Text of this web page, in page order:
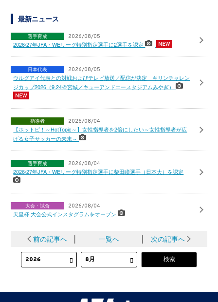
最新ニュース
選手育成 2026/08/05
2026/27年JFA・WEリーグ特別指定選手に2選手を認定
日本代表 2026/08/05
ウルグアイ代表との対戦およびテレビ放送／配信が決定 キリンチャレン
ジカップ2026（9.24＠宮城／キューアンドエースタジアムみやぎ）
指導者 2026/08/04
【ホットピ！～HotTopic～】女性指導者を2倍にしたい～女性指導者が広
げる女子サッカーの未来～
選手育成 2026/08/04
2026/27年JFA・WEリーグ特別指定選手に柴田瞳選手（日本大）を認定
大会・試合 2026/08/04
天皇杯 大会公式インスタグラムをオープン
前の記事へ │ 一覧へ │ 次の記事へ